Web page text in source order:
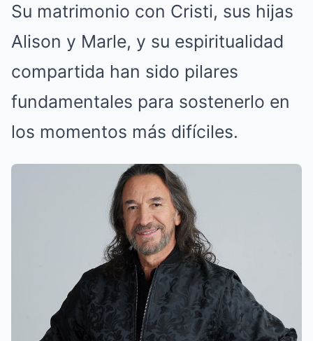
Su matrimonio con Cristi, sus hijas
Alison y Marle, y su espiritualidad
compartida han sido pilares
fundamentales para sostenerlo en
los momentos más difíciles.